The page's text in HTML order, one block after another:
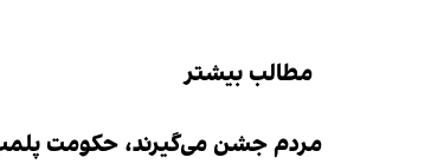
مطالب بیشتر
مردم جشن می‌گیرند، حکومت پلمب